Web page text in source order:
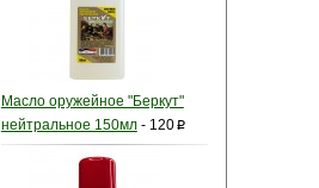
Масло оружейное "Беркут"
нейтральное 150мл- 120p